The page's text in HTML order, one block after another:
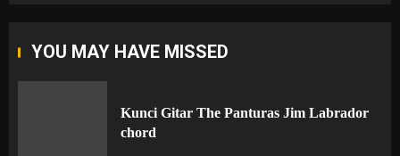
YOU MAY HAVE MISSED
Kunci Gitar The Panturas Jim Labrador
chord